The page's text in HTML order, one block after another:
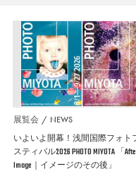
展覧会 NEWS
いよいよ開幕！浅間国際フォト
スティバル2026 PHOTO MIYOTA 「
Image｜イメージのその後」